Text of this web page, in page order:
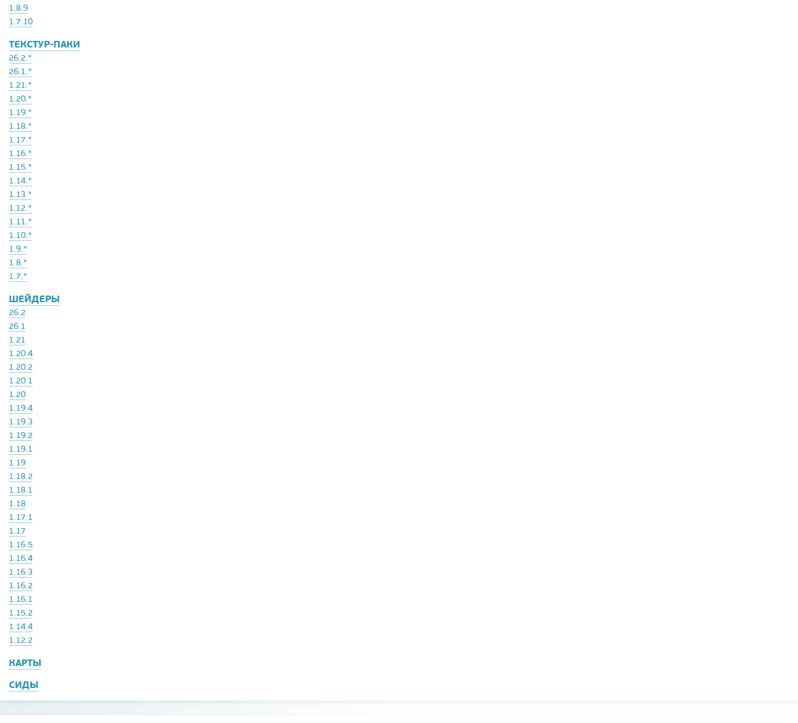
1.8.9
1.7.10
ТЕКСТУР-ПАКИ
26.2.*
26.1.*
1.21.*
1.20.*
1.19.*
1.18.*
1.17.*
1.16.*
1.15.*
1.14.*
1.13.*
1.12.*
1.11.*
1.10.*
1.9.*
1.8.*
1.7.*
ШЕЙДЕРЫ
26.2
26.1
1.21
1.20.4
1.20.2
1.20.1
1.20
1.19.4
1.19.3
1.19.2
1.19.1
1.19
1.18.2
1.18.1
1.18
1.17.1
1.17
1.16.5
1.16.4
1.16.3
1.16.2
1.16.1
1.15.2
1.14.4
1.12.2
КАРТЫ
СИДЫ